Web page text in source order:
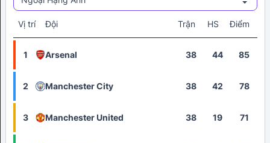
Vị trí Đội Trận HS Điểm
1 Arsenal 38 44 85
2 Manchester City 38 42 78
3 Manchester United 38 19 71